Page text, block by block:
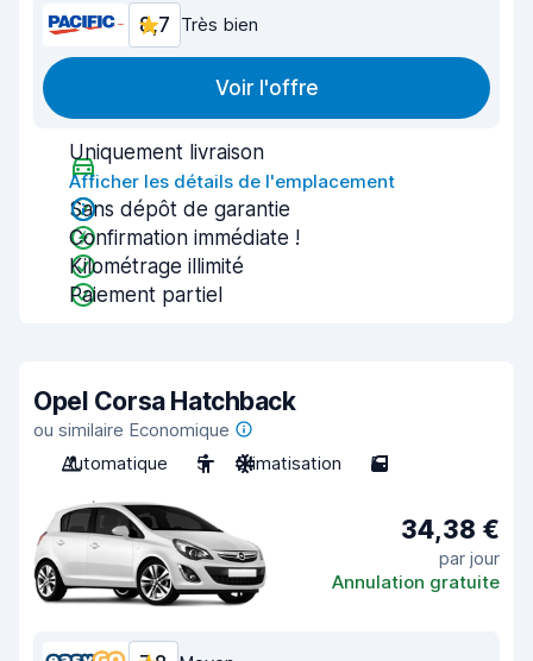
8,7 Très bien
Voir l'offre
Uniquement livraison
Afficher les détails de l'emplacement
Sans dépôt de garantie
Confirmation immédiate !
Kilométrage illimité
Paiement partiel
Opel Corsa Hatchback
ou similaire Economique
Automatique
5 Climatisation 5
34,38 €
par jour
Annulation gratuite